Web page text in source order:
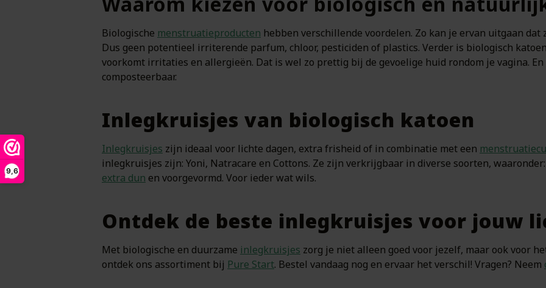
9,6
Biologische menstruatieproducten hebben verschillende voordelen. Zo kan je ervan uitgaan dat
Dus geen potentieel irriterende parfum, chloor, pesticiden of plastics. Verder is biologisch
voorkomt irritaties en allergieën. Dat is wel zo prettig bij de gevoelige huid rondom je vagina.
composteerbaar.
Inlegkruisjes van biologisch katoen
Inlegkruisjes zijn ideaal voor lichte dagen, extra frisheid of in combinatie met een
inlegkruisjes zijn: Yoni, Natracare en Cottons. Ze zijn verkrijgbaar in diverse soorten, waaronder:
extra dun en voorgevormd. Voor ieder wat wils.
Ontdek de beste inlegkruisjes voor jouw
Met biologische en duurzame inlegkruisjes zorg je niet alleen goed voor jezelf, maar ook voor
ontdek ons assortiment bij Pure Start. Bestel vandaag nog en ervaar het verschil! Vragen? Neem